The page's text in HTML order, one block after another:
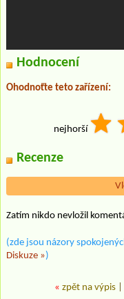
Hodnocení
Ohodnoťte teto zařízení:
nejhorší
Recenze
Zatím nikdo nevložil
(zde jsou názory
Diskuze »)
« zpět na výpis